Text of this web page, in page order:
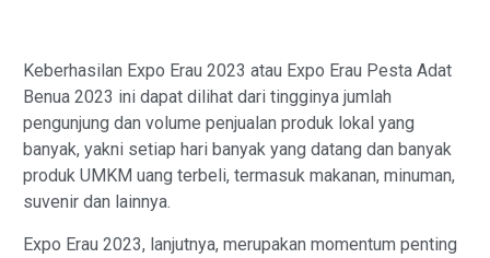
Keberhasilan Expo Erau 2023 atau Expo Erau Pesta Adat
Benua 2023 ini dapat dilihat dari tingginya jumlah
pengunjung dan volume penjualan produk lokal yang
banyak, yakni setiap hari banyak yang datang dan banyak
produk UMKM uang terbeli, termasuk makanan, minuman,
suvenir dan lainnya.
Expo Erau 2023, lanjutnya, merupakan momentum penting